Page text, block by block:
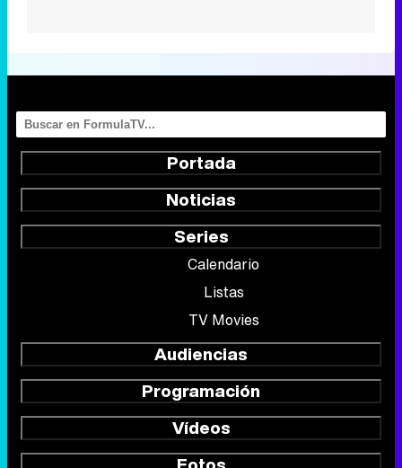
Portada
Noticias
Series
Calendario
Listas
TV Movies
Audiencias
Programación
Vídeos